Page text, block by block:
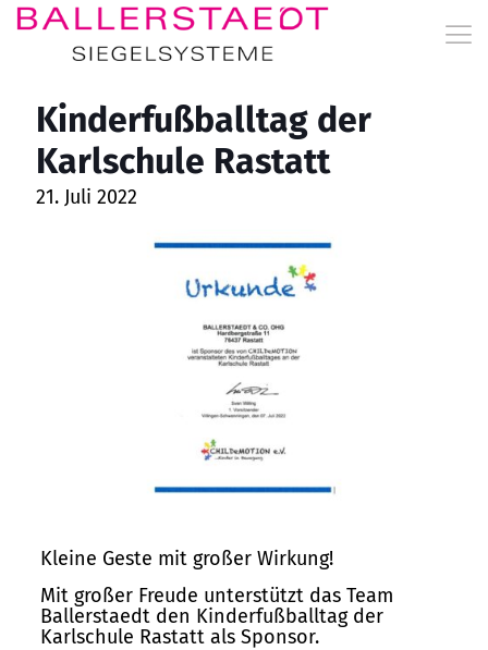
Kinderfußballtag der
Karlschule Rastatt
21. Juli 2022
Kleine Geste mit großer Wirkung!
Mit großer Freude unterstützt das Team
Ballerstaedt den Kinderfußballtag der
Karlschule Rastatt als Sponsor.